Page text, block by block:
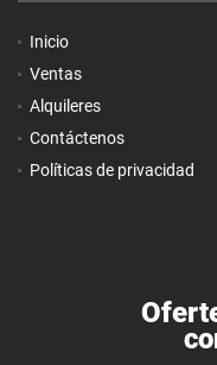
Inicio
Ventas
Alquileres
Contáctenos
Políticas de privacidad